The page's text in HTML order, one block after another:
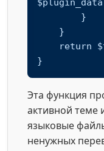
}
Эта функция
активной теме
языковые
ненужных